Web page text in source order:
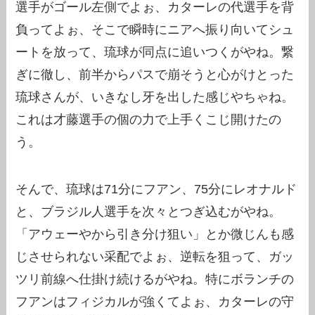
選手がゴール左側でよぉ、カターレの代選手を背
負ってよぉ、そこで瞬時にニアへ振り向いてシュ
ートを放って、琉球が同点に追いつくがやね。繋
ぎに徹し、前半からパスで崩そうと心がけとった
琉球さんが、いきなし牙を出した感じやちゃね。
これは才藤選手の個の力で上手くこじ開けたの
う。
そんで、琉球は71分にフアン、75分にレオナルド
と、ブラジル人選手を次々とつぎ込むがやね。
「アウェーやから引き分け狙い」とか微じんも感
じさせられない采配でよぉ、逆転を狙って、ガッ
ツリ前線へ仕掛け続けるがやね。特にボランチの
フアンはフィジカルが強くてよぉ、カターレの守